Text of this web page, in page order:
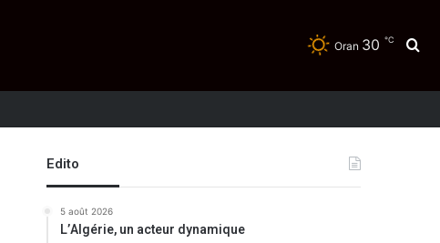
Oran 30 ℃
Edito
5 août 2026
L’Algérie, un acteur dynamique